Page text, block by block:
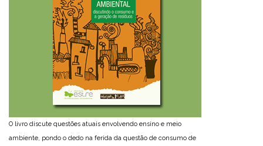
O livro discute questões atuais envolvendo ensino e meio
ambiente, pondo o dedo na ferida da questão de consumo de